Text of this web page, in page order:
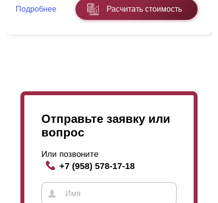
Забор имеет по-настоящему прочную конструкцию.
Подготовленные стальные листы уже с высеченным
рисунком присоединяются к рамам посредством
современных сварочных аппаратов и качественных
электродов. В результате сварного соединения
он проходит дополнительную обработку для еще
большей гладкости. Он зачищается и проверяется на
Подробнее Расчитать стоимость
Отправьте заявку или
вопрос
Или позвоните
+7 (958) 578-17-18